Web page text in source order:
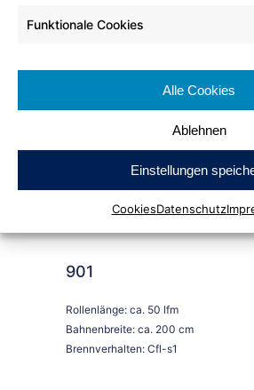
Funktionale Cookies
Alle Cookies
Ablehnen
Einstellungen
CookiesDatenschutz
Bestellen
901
Rollenlänge: ca. 50 lfm
Bahnenbreite: ca. 200 cm
Brennverhalten: Cfl-s1